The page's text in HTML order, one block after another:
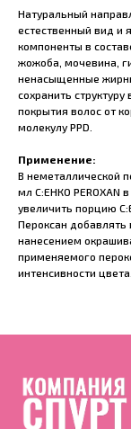
Натуральный
естественный вид и
компоненты в
жожоба, мочевина,
ненасыщенные
сохранить
покрытия волос от
молекулу PPD.
Применение:
В неметаллической
мл С:ЕНКО PEROXAN
увеличить порцию
Пероксан добавлять
нанесением
применяемого
интенсивности цвета.